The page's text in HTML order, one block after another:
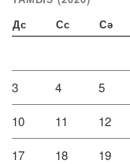
Дс Сс Сә
3 4 5
10 11 12
17 18 19